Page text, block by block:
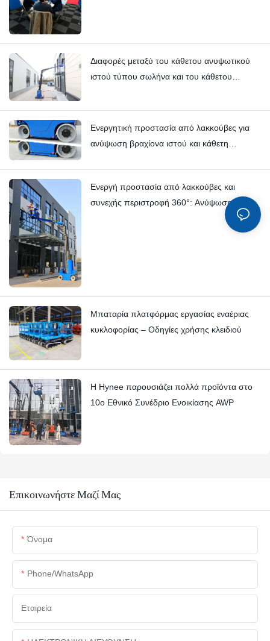
Διαφορές μεταξύ του κάθετου ανυψωτικού
ιστού τύπου σωλήνα και του κάθετου
Ενεργητική προστασία από λακκούβες για
ανύψωση βραχίονα ιστού και κάθετη
Ενεργή προστασία από λακκούβες και
συνεχής περιστροφή 360°: Ανύψωση
Μπαταρία πλατφόρμας εργασίας εναέριας
κυκλοφορίας – Οδηγίες χρήσης κλειδιού
Η Hynee παρουσιάζει πολλά προϊόντα στο
10ο Εθνικό Συνέδριο Ενοικίασης AWP
Επικοινωνήστε Μαζί Μας
Όνομα
Phone/whatsApp
Εταιρεία